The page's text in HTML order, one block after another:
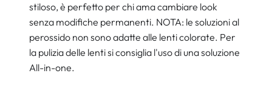
stiloso, è perfetto per chi ama cambiare look
senza modifiche permanenti. NOTA: le soluzioni al
perossido non sono adatte alle lenti colorate. Per
la pulizia delle lenti si consiglia l'uso di una soluzione
All-in-one.